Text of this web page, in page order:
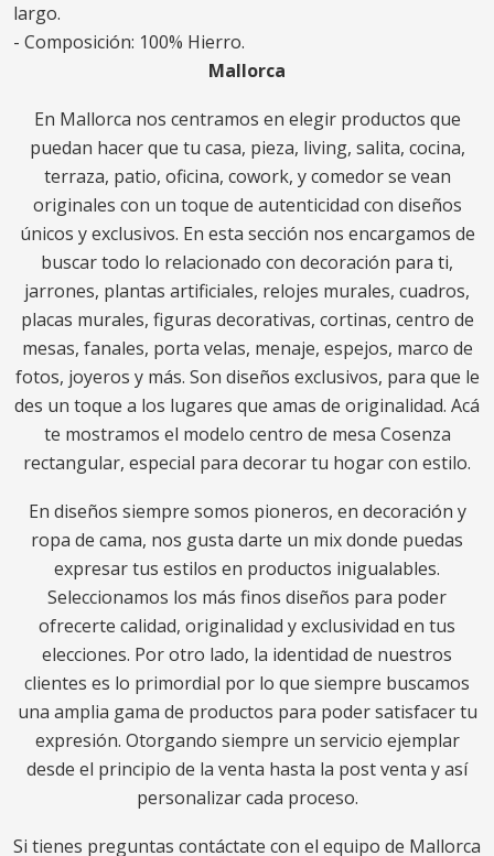
largo.
- Composición: 100% Hierro.
Mallorca
En Mallorca nos centramos en elegir productos que
puedan hacer que tu casa, pieza, living, salita, cocina,
terraza, patio, oficina, cowork, y comedor se vean
originales con un toque de autenticidad con diseños
únicos y exclusivos. En esta sección nos encargamos de
buscar todo lo relacionado con decoración para ti,
jarrones, plantas artificiales, relojes murales, cuadros,
placas murales, figuras decorativas, cortinas, centro de
mesas, fanales, porta velas, menaje, espejos, marco de
fotos, joyeros y más. Son diseños exclusivos, para que le
des un toque a los lugares que amas de originalidad. Acá
te mostramos el modelo centro de mesa Cosenza
rectangular, especial para decorar tu hogar con estilo.
En diseños siempre somos pioneros, en decoración y
ropa de cama, nos gusta darte un mix donde puedas
expresar tus estilos en productos inigualables.
Seleccionamos los más finos diseños para poder
ofrecerte calidad, originalidad y exclusividad en tus
elecciones. Por otro lado, la identidad de nuestros
clientes es lo primordial por lo que siempre buscamos
una amplia gama de productos para poder satisfacer tu
expresión. Otorgando siempre un servicio ejemplar
desde el principio de la venta hasta la post venta y así
personalizar cada proceso.
Si tienes preguntas contáctate con el equipo de Mallorca